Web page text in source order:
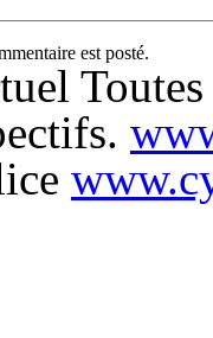
est posté.